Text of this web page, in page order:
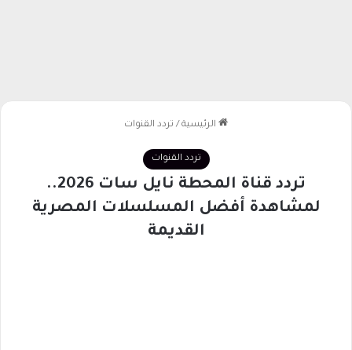
الرئيسية / تردد القنوات
تردد القنوات
تردد قناة المحطة نايل سات 2026..
لمشاهدة أفضل المسلسلات المصرية
القديمة